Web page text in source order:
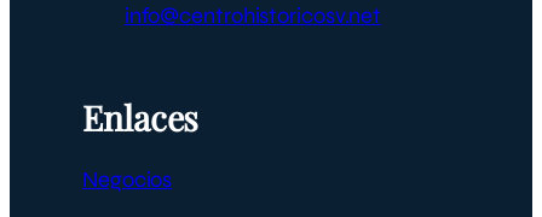
info@centrohistoricosv.net
Enlaces
Negocios